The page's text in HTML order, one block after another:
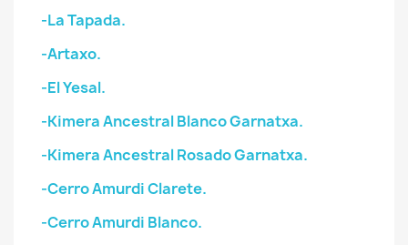
-La Tapada.
-Artaxo.
-El Yesal.
-Kimera Ancestral Blanco Garnatxa.
-Kimera Ancestral Rosado Garnatxa.
-Cerro Amurdi Clarete.
-Cerro Amurdi Blanco.